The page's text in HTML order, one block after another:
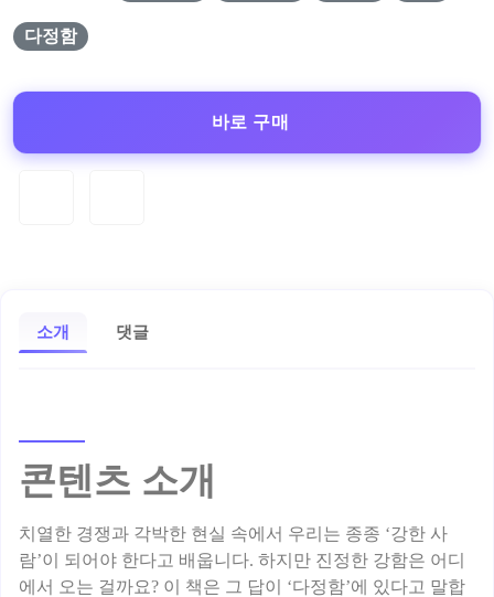
다정함
바로 구매
소개 댓글
콘텐츠 소개
치열한 경쟁과 각박한 현실 속에서 우리는 종종 ‘강한 사
람’이 되어야 한다고 배웁니다. 하지만 진정한 강함은 어디
에서 오는 걸까요? 이 책은 그 답이 ‘다정함’에 있다고 말합